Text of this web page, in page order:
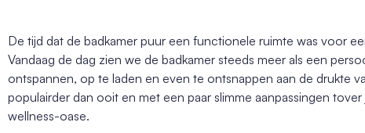
De tijd dat de badkamer puur een functionele ruimte was voor
Vandaag de dag zien we de badkamer steeds meer als een
ontspannen, op te laden en even te ontsnappen aan de drukte
populairder dan ooit en met een paar slimme aanpassingen
wellness-oase.